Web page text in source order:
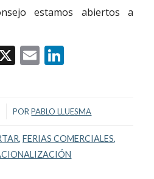
estamos abiertos a
X EmailLinkedIn
PORPABLO LLUESMA
, FERIAS COMERCIALES,